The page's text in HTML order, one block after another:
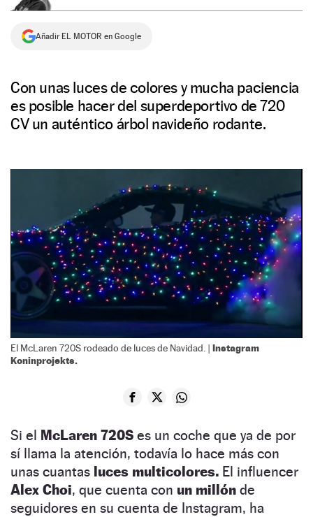
Añadir EL MOTOR en Google
Con unas luces de colores y mucha paciencia
es posible hacer del superdeportivo de 720
CV un auténtico árbol navideño rodante.
El McLaren 720S rodeado de luces de Navidad. | Instagram
Koninprojekts.
Si el McLaren 720S es un coche que ya de por
sí llama la atención, todavía lo hace más con
unas cuantas luces multicolores. El influencer
Alex Choi, que cuenta con un millón de
seguidores en su cuenta de Instagram, ha